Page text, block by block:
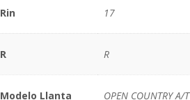
Rin 17
R R
Modelo Llanta OPEN COUNTRY A/